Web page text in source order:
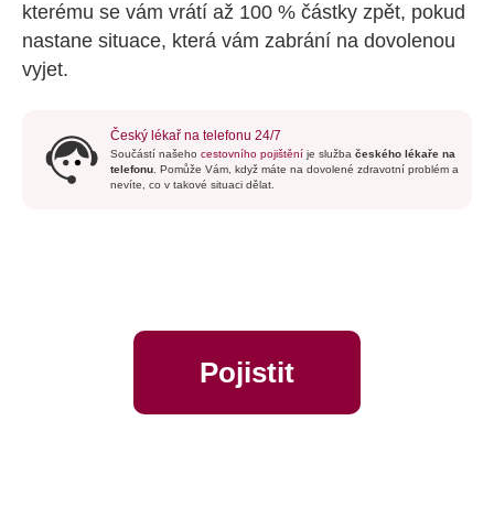
kterému se vám vrátí až 100 % částky zpět, pokud
nastane situace, která vám zabrání na dovolenou
vyjet.
Český lékař na telefonu 24/7
Součástí našeho cestovního pojištěníje služba českého lékaře na
telefonu. Pomůže Vám, když máte na dovolené zdravotní problém a
nevíte, co v takové situaci dělat.
Pojistit